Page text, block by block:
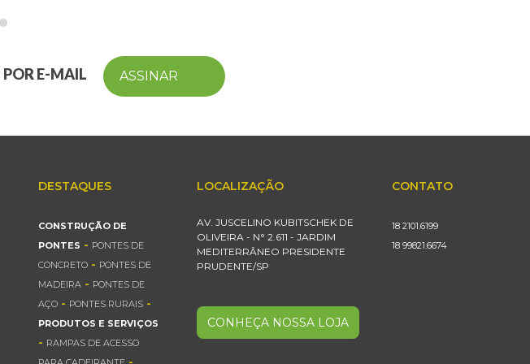
POR E-MAIL ASSINAR
DESTAQUES
CONSTRUÇÃO DE
PONTES - PONTES DE
CONCRETO - PONTES DE
MADEIRA - PONTES DE
AÇO - PONTES RURAIS -
PRODUTOS E SERVIÇOS
- RAMPAS DE ACESSO
LOCALIZAÇÃO
AV. JUSCELINO KUBITSCHEK DE
OLIVEIRA - N° 2.611 - JARDIM
MEDITERRÂNEO PRESIDENTE
PRUDENTE/SP
CONHEÇA NOSSA LOJA
CONTATO
18 2101.6199
18 99821.6674